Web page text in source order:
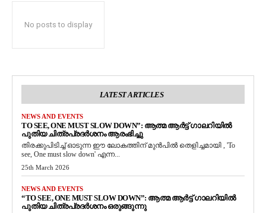
No posts to display
LATEST ARTICLES
NEWS AND EVENTS
TO SEE, ONE MUST SLOW DOWN”: ആത്മ ആർട്ട് ഗാലറിയിൽ
പുതിയ ചിത്രപ്രദർശനം ആരംഭിച്ചു
തിരക്കുപിടിച്ച് ഓടുന്ന ഈ ലോകത്തിന് മുൻപിൽ തെളിച്ചമായി , 'To
see, One must slow down' എന്ന...
25th March 2026
NEWS AND EVENTS
“TO SEE, ONE MUST SLOW DOWN”: ആത്മ ആർട്ട് ഗാലറിയിൽ
പുതിയ ചിത്രപ്രദർശനം ഒരുങ്ങുന്നു